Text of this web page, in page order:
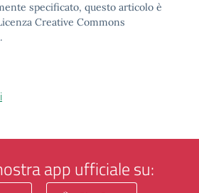
specificato, questo articolo è
Creative Commons
app ufficiale su: